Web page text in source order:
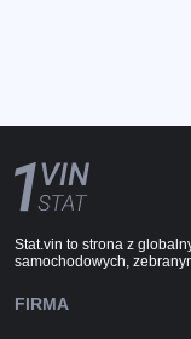
Stat.vin to strona z
samochodowych,
FIRMA